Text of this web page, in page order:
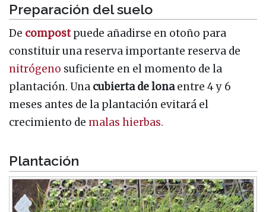
Preparación del suelo
De compostpuede añadirse en otoño para
constituir una reserva importante reserva de
nitrógeno suficiente en el momento de la
plantación. Una cubierta de lonaentre 4 y 6
meses antes de la plantación evitará el
crecimiento de malas hierbas.
Plantación